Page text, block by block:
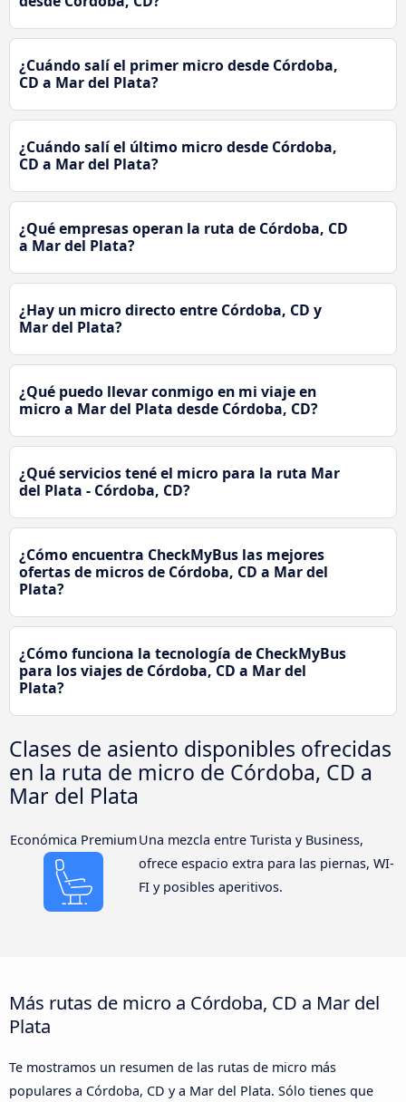
¿Cuándo salí el primer micro desde Córdoba,
CD a Mar del Plata?
¿Cuándo salí el último micro desde Córdoba,
CD a Mar del Plata?
¿Qué empresas operan la ruta de Córdoba, CD
a Mar del Plata?
¿Hay un micro directo entre Córdoba, CD y
Mar del Plata?
¿Qué puedo llevar conmigo en mi viaje en
micro a Mar del Plata desde Córdoba, CD?
¿Qué servicios tené el micro para la ruta Mar
del Plata - Córdoba, CD?
¿Cómo encuentra CheckMyBus las mejores
ofertas de micros de Córdoba, CD a Mar del
Plata?
¿Cómo funciona la tecnología de CheckMyBus
para los viajes de Córdoba, CD a Mar del
Plata?
Clases de asiento disponibles ofrecidas
en la ruta de micro de Córdoba, CD a
Mar del Plata
Económica PremiumUna mezcla entre Turista y Business,
ofrece espacio extra para las piernas, WI-
FI y posibles aperitivos.
Más rutas de micro a Córdoba, CD a Mar del
Plata
Te mostramos un resumen de las rutas de micro más
populares a Córdoba, CD y a Mar del Plata. Sólo tienes que